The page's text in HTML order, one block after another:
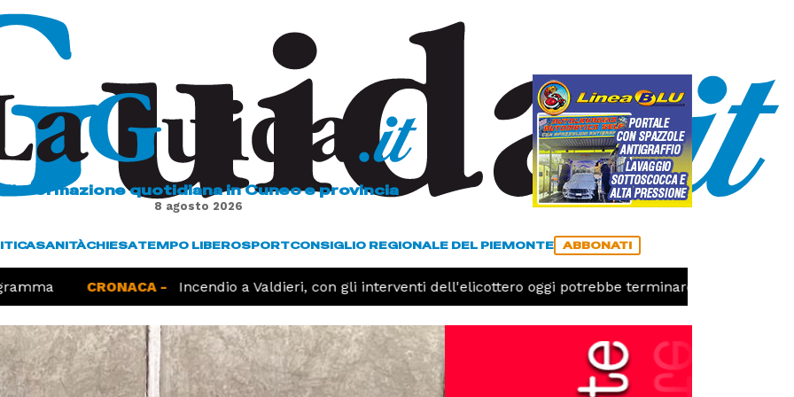
L'informazione quotidiana in Cuneo e provincia
8 agosto 2026
SANITÀCHIESATEMPO LIBEROSPORTCONSIGLIO REGIONALE DEL PIEMONTE ABBONATI
CRONACA - Incendio a Valdieri, con gli interventi dell'elicottero oggi potrebbe terminare l'emergenza